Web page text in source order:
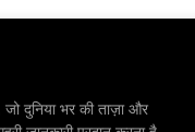
दुनिया भर की ताज़ा और